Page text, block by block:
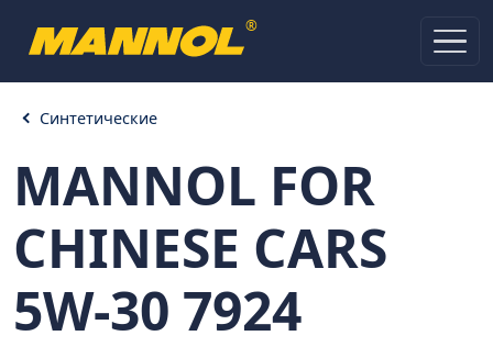
®
Синтетические
MANNOL FOR
CHINESE CARS
5W-30 7924